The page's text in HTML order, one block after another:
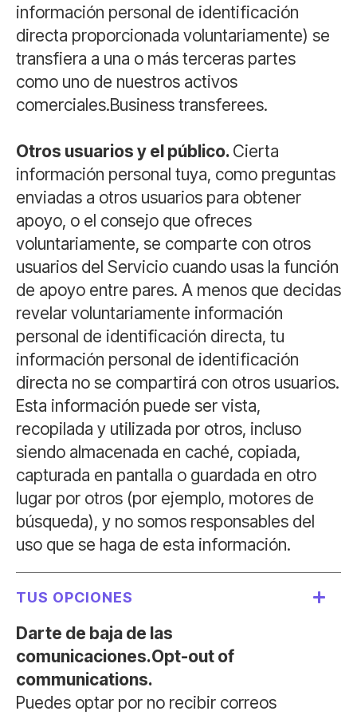
información personal de identificación
directa proporcionada voluntariamente) se
transfiera a una o más terceras partes
como uno de nuestros activos
comerciales.Business transferees.
Otros usuarios y el público. Cierta
información personal tuya, como preguntas
enviadas a otros usuarios para obtener
apoyo, o el consejo que ofreces
voluntariamente, se comparte con otros
usuarios del Servicio cuando usas la función
de apoyo entre pares. A menos que decidas
revelar voluntariamente información
personal de identificación directa, tu
información personal de identificación
directa no se compartirá con otros usuarios.
Esta información puede ser vista,
recopilada y utilizada por otros, incluso
siendo almacenada en caché, copiada,
capturada en pantalla o guardada en otro
lugar por otros (por ejemplo, motores de
búsqueda), y no somos responsables del
uso que se haga de esta información.
TUS OPCIONES
Darte de baja de las
comunicaciones.Opt-out of
communications.
Puedes optar por no recibir correos